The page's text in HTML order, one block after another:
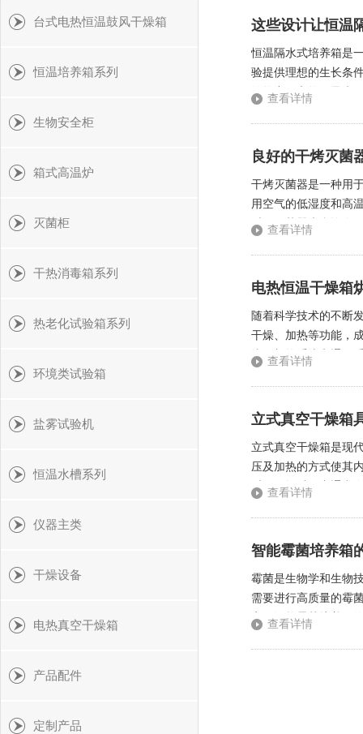
这些设计让恒温
恒温隔水式培养箱是
验提供理想的生长条
的热容量和热传导来
查看详情
良好的干烤灭菌
干烤灭菌器是一种用
用空气的低湿度和高
时，灭菌器也允许人
查看详情
电热恒温干燥箱
随着科学技术的不断
干燥、加热等功能，
统、加热系统和通风
查看详情
立式真空干燥箱
立式真空干燥箱是现
压及加热的方式使其
时，干燥过程中通常
查看详情
智能霉菌培养箱
霉菌是生物学和生物
需要进行高质量的霉
率。智能霉菌培养箱
查看详情
台式电热恒温鼓风干燥箱
恒温培养箱系列
生物安全柜
箱式高温炉
灭菌柜
干热消毒箱系列
热老化试验箱系列
环境类试验箱
盐雾试验机
恒温水槽系列
仪器主类
干燥设备
电热真空干燥箱
产品配件
定制产品